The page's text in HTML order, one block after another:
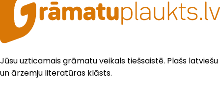
Jūsu uzticamais grāmatu veikals tiešsaistē. Plašs latviešu
un ārzemju literatūras klāsts.